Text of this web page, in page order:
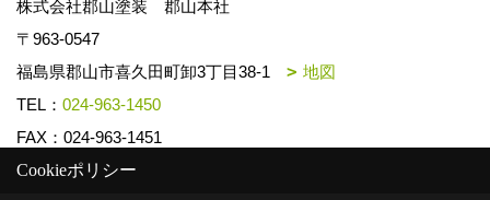
株式会社郡山塗装 郡山本社
〒963-0547
福島県郡山市喜久田町卸3丁目38-1
地図
TEL： 024-963-1450
FAX：024-963-1451
Cookieポリシー